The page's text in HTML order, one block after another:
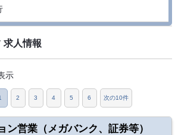
求人情報
示
2 3 4 5 6 次の10件
ン営業（メガバンク、証券等）